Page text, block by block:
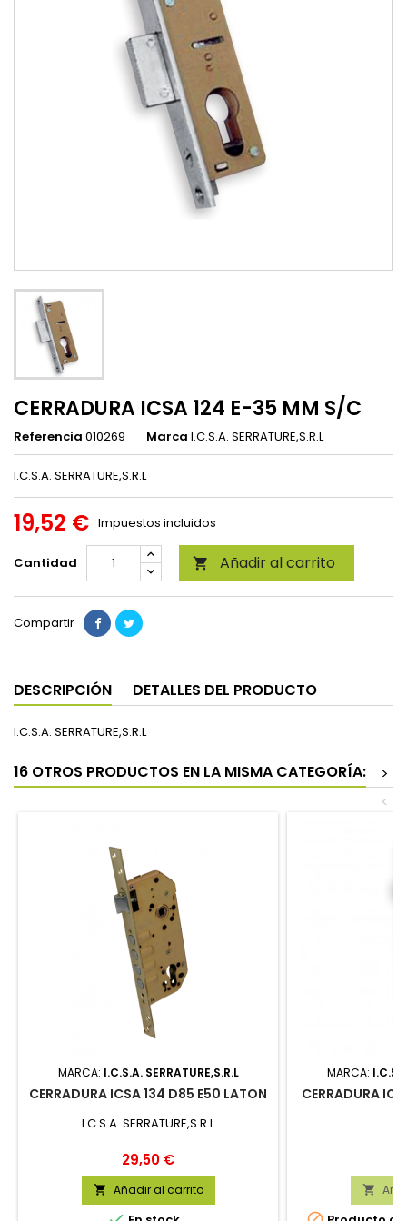
CERRADURA ICSA 124 E-35 MM S/C
Referencia 010269 Marca I.C.S.A. SERRATURE,S.R.L
I.C.S.A. SERRATURE,S.R.L
19,52 € Impuestos incluidos
Cantidad  Añadir al carrito
Compartir
DESCRIPCIÓN DETALLES DEL PRODUCTO
I.C.S.A. SERRATURE,S.R.L
16 OTROS PRODUCTOS EN LA MISMA CATEGORÍA:
>
<
MARCA: I.C.S.A. SERRATURE,S.R.L
CERRADURA ICSA 134 D85 E50 LATON
I.C.S.A. SERRATURE,S.R.L
Precio
29,50 €
 Añadir al carrito
MARCA:
CERRADURA
